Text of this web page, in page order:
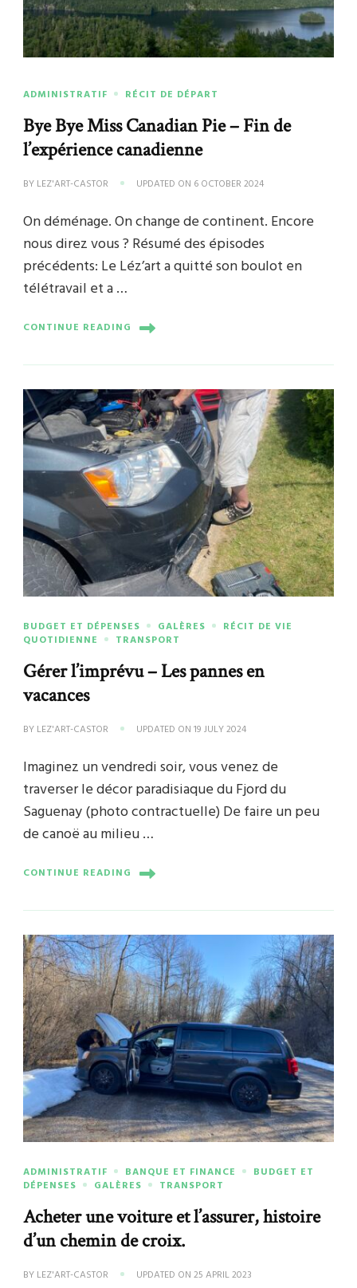
ADMINISTRATIF RÉCIT DE DÉPART
Bye Bye Miss Canadian Pie – Fin de
l’expérience canadienne
BY LEZ'ART-CASTOR UPDATED ON 6 OCTOBER 2024
On déménage. On change de continent. Encore
nous direz vous ? Résumé des épisodes
précédents: Le Léz’art a quitté son boulot en
télétravail et a …
CONTINUE READING
BUDGET ET DÉPENSES GALÈRES
RÉCIT DE VIE
QUOTIDIENNE
TRANSPORT
Gérer l’imprévu – Les pannes en
vacances
BY LEZ'ART-CASTOR UPDATED ON 19 JULY 2024
Imaginez un vendredi soir, vous venez de
traverser le décor paradisiaque du Fjord du
Saguenay (photo contractuelle) De faire un peu
de canoë au milieu …
CONTINUE READING
ADMINISTRATIF BANQUE ET FINANCE
BUDGET ET
DÉPENSES
GALÈRES TRANSPORT
Acheter une voiture et l’assurer, histoire
d’un chemin de croix.
BY LEZ'ART-CASTOR UPDATED ON 25 APRIL 2023